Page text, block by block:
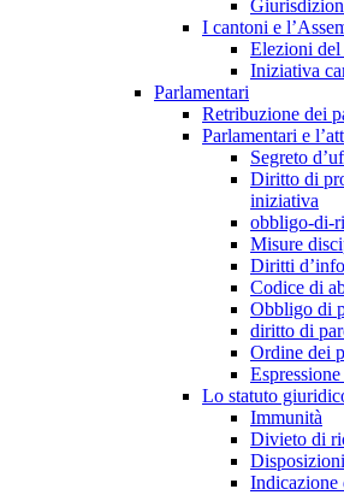
I cantoni e
Elezioni
Iniziativa
Parlamentari
Retribuzione dei
Parlamentari e
Segreto
Diritto di
iniziativa
obbligo-di-
Misure
Diritti
Codice di
Obbligo di
diritto di
Ordine dei
Lo statuto
Immunità
Divieto di
Indicazione